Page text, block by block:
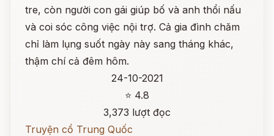
tre, còn người con gái giúp bố và anh thổi nấu
và coi sóc công việc nội trợ. Cả gia đình chăm
chỉ làm lụng suốt ngày này sang tháng khác,
thậm chí cả đêm hôm.
24-10-2021
⭐ 4.8
3,373 lượt đọc
Truyện cổ Trung Quốc